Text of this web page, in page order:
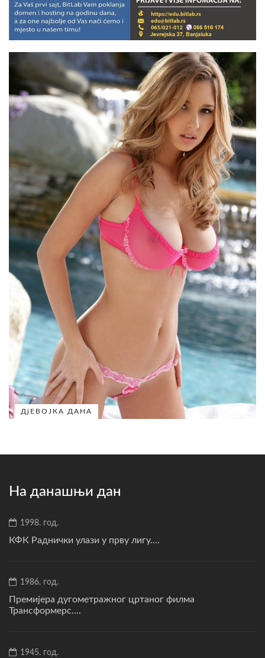
ДјЕВОЈКА ДАНА
На данашњи дан
1998. год.
КФК Раднички улази у прву лигу....
1986. год.
Премијера дугометражног цртаног филма
Трансформерс....
1945. год.